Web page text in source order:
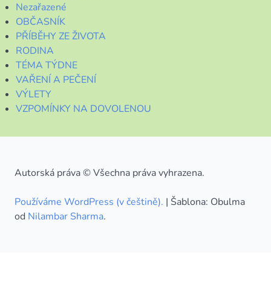
Nezařazené
OBČASNÍK
PŘÍBĚHY ZE ŽIVOTA
RODINA
TÉMA TÝDNE
VAŘENÍ A PEČENÍ
VÝLETY
VZPOMÍNKY NA DOVOLENOU
Autorská práva © Všechna práva vyhrazena.
Používáme WordPress (v češtině). | Šablona: Obulma
od Nilambar Sharma.